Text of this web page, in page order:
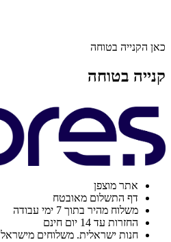
כאן הקנייה בטוחה
קנייה בטוחה
אתר מוצפן
דף התשלום מאובטח
משלוח מהיר בתוך 7 ימי עבודה
החזרות עד 14 יום חינם
חנות ישראלית. משלוחים מישראל